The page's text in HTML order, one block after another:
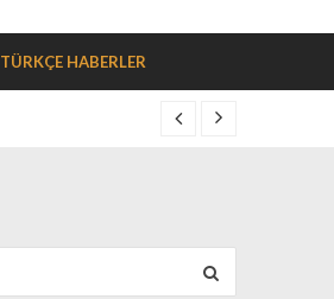
TÜRKÇE HABERLER